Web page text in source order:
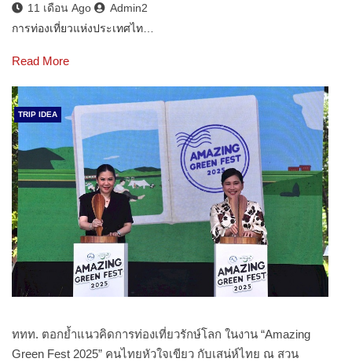
11 เดือน Ago
Admin2
การท่องเที่ยวแห่งประเทศไท…
Read More
TRIP IDEA
ททท. ตอกย้ำแนวคิดการท่องเที่ยวรักษ์โลก ในงาน “Amazing
Green Fest 2025” คนไทยหัวใจเขียว กับเสน่ห์ไทย ณ สวน